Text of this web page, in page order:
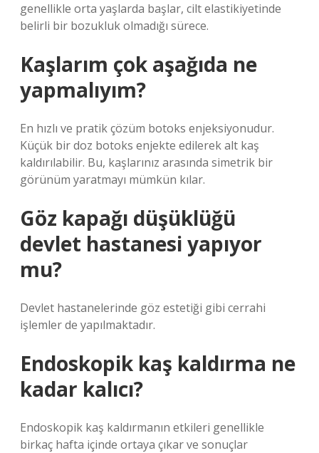
genellikle orta yaşlarda başlar, cilt elastikiyetinde
belirli bir bozukluk olmadığı sürece.
Kaşlarım çok aşağıda ne
yapmalıyım?
En hızlı ve pratik çözüm botoks enjeksiyonudur.
Küçük bir doz botoks enjekte edilerek alt kaş
kaldırılabilir. Bu, kaşlarınız arasında simetrik bir
görünüm yaratmayı mümkün kılar.
Göz kapağı düşüklüğü
devlet hastanesi yapıyor
mu?
Devlet hastanelerinde göz estetiği gibi cerrahi
işlemler de yapılmaktadır.
Endoskopik kaş kaldırma ne
kadar kalıcı?
Endoskopik kaş kaldırmanın etkileri genellikle
birkaç hafta içinde ortaya çıkar ve sonuçlar